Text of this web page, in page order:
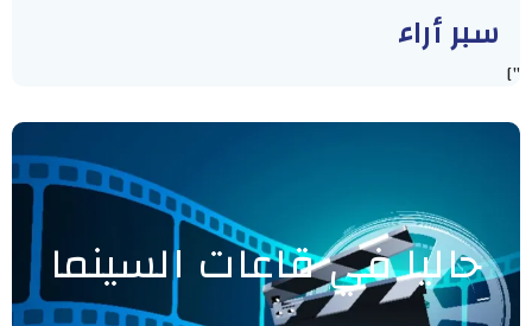
سبر أراء
"]
حاليا في قاعات السينما